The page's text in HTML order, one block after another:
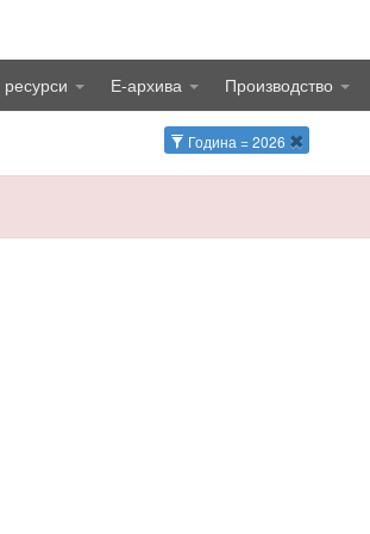
Е-архива Производство
Година = 2026